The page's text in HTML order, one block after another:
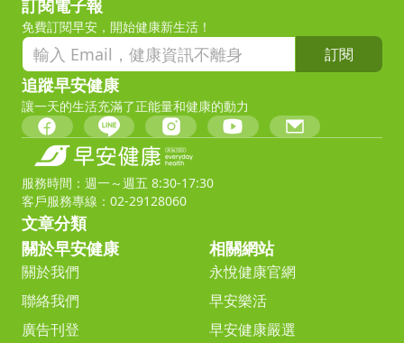
訂閱電子報
免費訂閱早安，開始健康新生活！
訂閱
追蹤早安健康
讓一天的生活充滿了正能量和健康的動力
服務時間：週一～週五 8:30-17:30
客戶服務專線：02-29128060
文章分類
關於早安健康
關於我們
聯絡我們
廣告刊登
相關網站
永悅健康官網
早安樂活
早安健康嚴選